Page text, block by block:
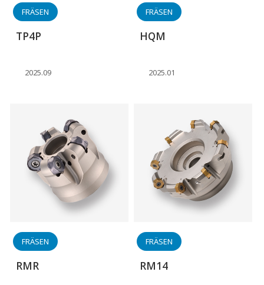
FRÄSEN
TP4P
2025.09
FRÄSEN
HQM
2025.01
FRÄSEN
RMR
FRÄSEN
RM14